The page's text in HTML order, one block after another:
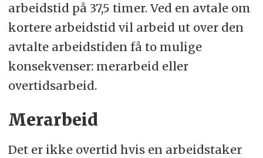
arbeidstid på 37,5 timer. Ved en avtale om
kortere arbeidstid vil arbeid ut over den
avtalte arbeidstiden få to mulige
konsekvenser: merarbeid eller
overtidsarbeid.
Merarbeid
Det er ikke overtid hvis en arbeidstaker